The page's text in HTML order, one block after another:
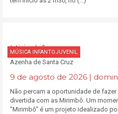
MÚSICA INFANTOJUVENIL
Mirimbô
Azenha de Santa Cruz
9 de agosto de 2026 |
Não percam a oportunidade de fazer
divertida com as Mirimbô. Um
"Mirimbô" é um projeto idealizado